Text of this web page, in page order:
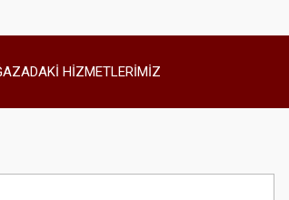
HİZMETLERİMİZ